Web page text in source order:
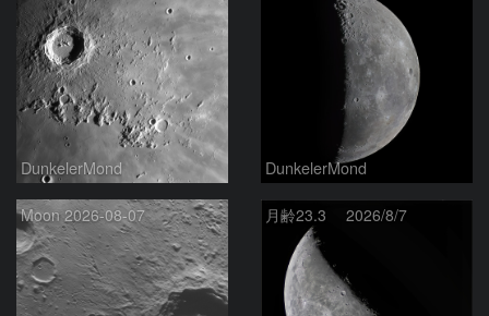
DunkelerMond DunkelerMond
Moon 2026-08-07 月齢23.3 2026/8/7